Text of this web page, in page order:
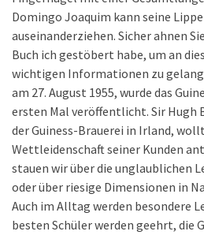
Domingo Joaquim kann seine
auseinanderziehen. Sicher ahnen
Buch ich gestöbert habe, um an
wichtigen Informationen zu
am 27. August 1955, wurde das
ersten Mal veröffentlicht. Sir Hugh
der Guiness-Brauerei in Irland,
Wettleidenschaft seiner Kunden
stauen wir über die unglaublichen
oder über riesige Dimensionen in
Auch im Alltag werden besondere
besten Schüler werden geehrt, die